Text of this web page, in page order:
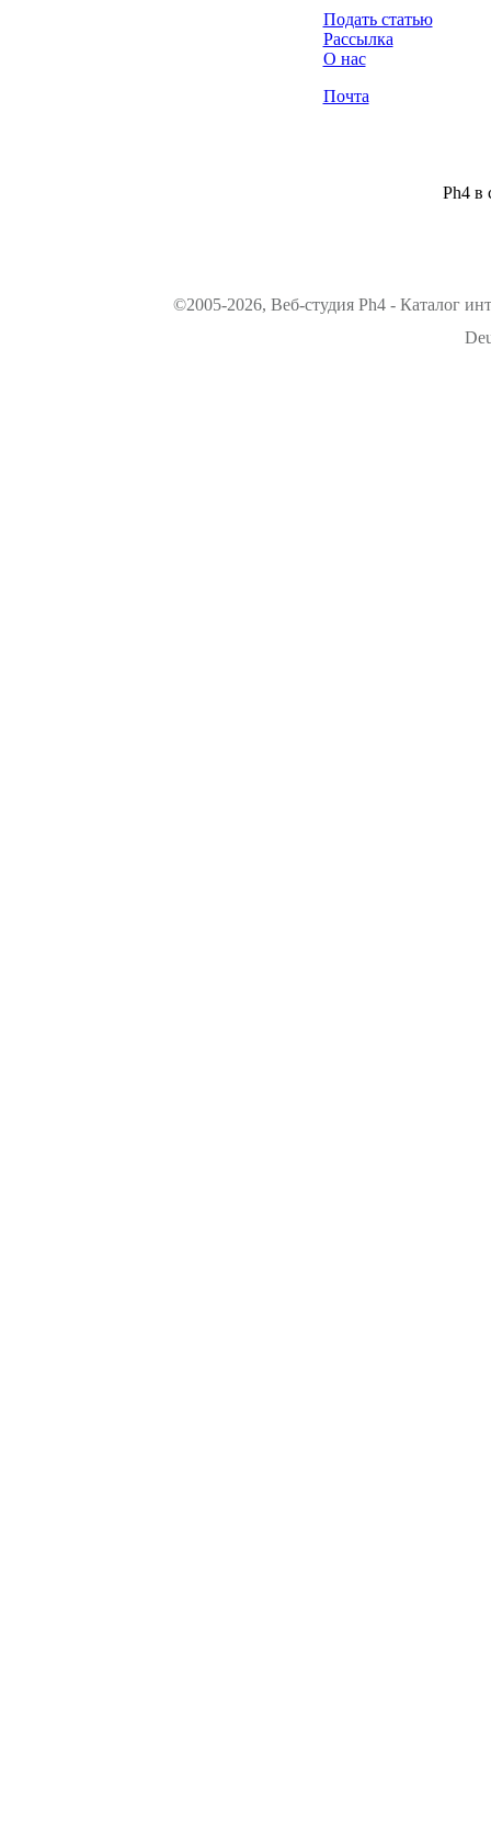
Подать статью
Рассылка
О нас
Почта
Ph4 в
©2005-2026, Веб-студия Ph4 - Каталог